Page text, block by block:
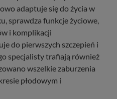
adaptuje się do życia w
sprawdza funkcje życiowe,
i komplikacji
do pierwszych szczepień i
specjalisty trafiają również
wszelkie zaburzenia
płodowym i